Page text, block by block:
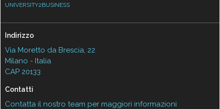
UNIVERSITY2BUSINESS
Indirizzo
Via Moretto da Brescia, 22
Milano - Italia
CAP 20133
Contatti
Contatta il nostro team per maggiori informazioni